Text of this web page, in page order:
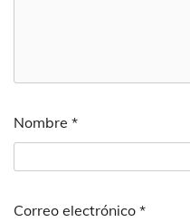
Nombre *
Correo electrónico *